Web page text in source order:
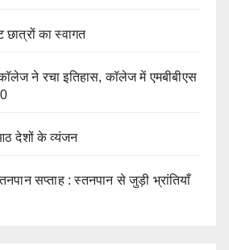
का स्वागत
ने रचा इतिहास, कॉलेज में एमबीबीएस
देशों के व्यंजन
सप्ताह : स्तनपान से जुड़ी भ्रांतियाँ